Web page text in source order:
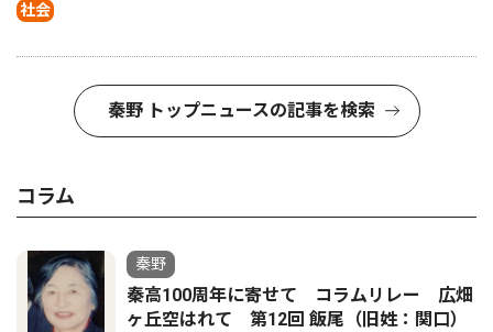
社会
秦野 トップニュースの記事を検索
コラム
秦野
秦高100周年に寄せて コラムリレー 広畑
ヶ丘空はれて 第12回 飯尾（旧姓：関口）